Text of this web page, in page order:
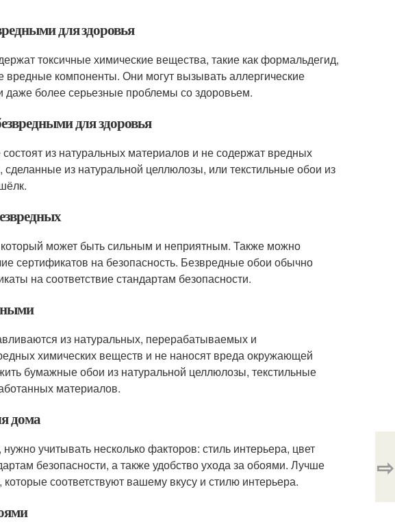
для здоровья
токсичные химические вещества, такие как формальдегид,
вредные компоненты. Они могут вызывать аллергические
более серьезные проблемы со здоровьем.
для здоровья
из натуральных материалов и не содержат вредных
из натуральной целлюлозы, или текстильные обои из
может быть сильным и неприятным. Также можно
сертификатов на безопасность. Безвредные обои обычно
на соответствие стандартам безопасности.
из натуральных, перерабатываемых и
химических веществ и не наносят вреда окружающей
бумажные обои из натуральной целлюлозы, текстильные
материалов.
дома
учитывать несколько факторов: стиль интерьера, цвет
безопасности, а также удобство ухода за обоями. Лучше
соответствуют вашему вкусу и стилю интерьера.
⇨